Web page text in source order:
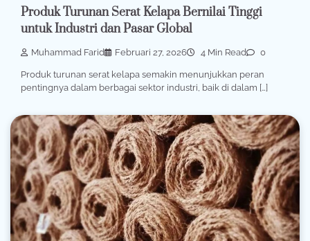
Produk Turunan Serat Kelapa Bernilai Tinggi
untuk Industri dan Pasar Global
Muhammad Farid Februari 27, 2026 4 Min Read 0
Produk turunan serat kelapa semakin menunjukkan peran
pentingnya dalam berbagai sektor industri, baik di dalam […]